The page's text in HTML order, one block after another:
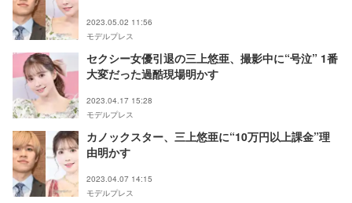
2023.05.02 11:56
モデルプレス
セクシー女優引退の三上悠亜、撮影中に“号泣” 1番
大変だった過酷現場明かす
2023.04.17 15:28
モデルプレス
カノックスター、三上悠亜に“10万円以上課金”理
由明かす
2023.04.07 14:15
モデルプレス